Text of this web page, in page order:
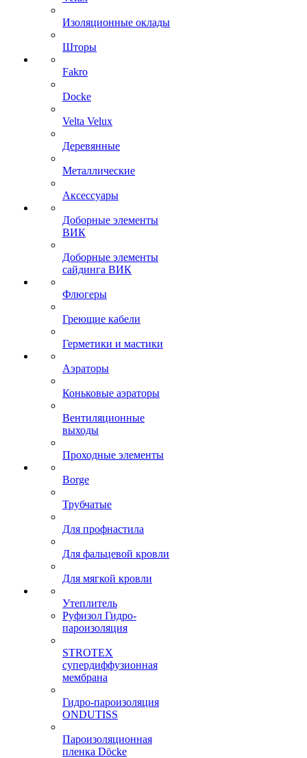
Изоляционные оклады
Шторы
Fakro
Docke
Velta Velux
Деревянные
Металлические
Аксессуары
Доборные элементы
ВИК
Доборные элементы
сайдинга ВИК
Флюгеры
Греющие кабели
Герметики и мастики
Аэраторы
Коньковые аэраторы
Вентиляционные
выходы
Проходные элементы
Borge
Трубчатые
Для профнастила
Для фальцевой кровли
Для мягкой кровли
Утеплитель
Руфизол Гидро-
пароизоляция
STROTEX
супердиффузионная
мембрана
Гидро-пароизоляция
ONDUTISS
Пароизоляционная
пленка Döcke